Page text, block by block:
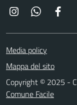
InstagramWhatsapp
Media policy
Mappa del sito
Copyright © 2025 -
Comune Facile